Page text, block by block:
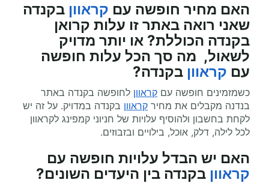
האם מחיר חופשה עם קראוון בקנדה
שאני רואה באתר זו עלות קרואן
בקנדה הכוללת? או יותר מדויק
לשאול, מה סך הכל עלות חופשה
עם קראוון בקנדה?
כשמזמינים חופשה עם קראוון לחופשה בקנדה באתר
בנדנה מקבלים את מחיר קראוון בקנדה במדויק. על זה יש
לקחת בחשבון ולהוסיף עלויות של חניוני קמפינג לקראוון
לכל לילה, דלק, אוכל, בילויים ובזבוזים.
האם יש הבדל עלויות חופשה עם
קראוון בקנדה בין היעדים השונים?